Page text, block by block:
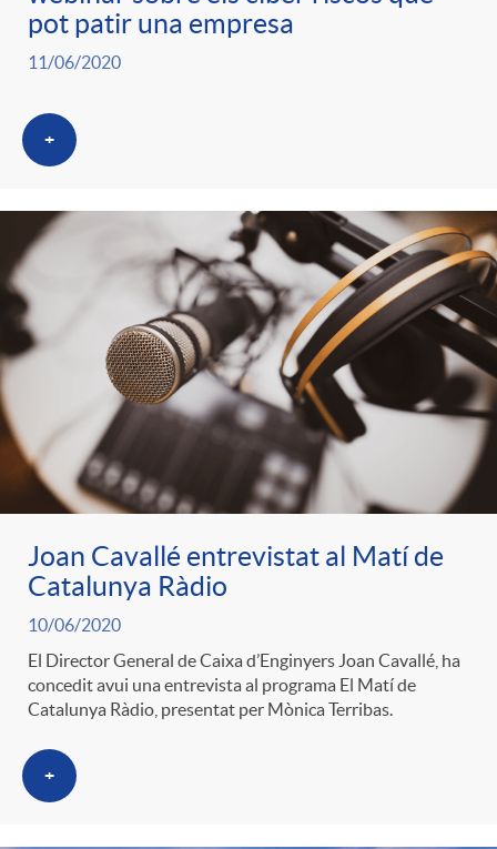
pot patir una empresa
11/06/2020
+
Joan Cavallé entrevistat al Matí de
Catalunya Ràdio
10/06/2020
El Director General de Caixa d’Enginyers Joan Cavallé, ha
concedit avui una entrevista al programa El Matí de
Catalunya Ràdio, presentat per Mònica Terribas.
+